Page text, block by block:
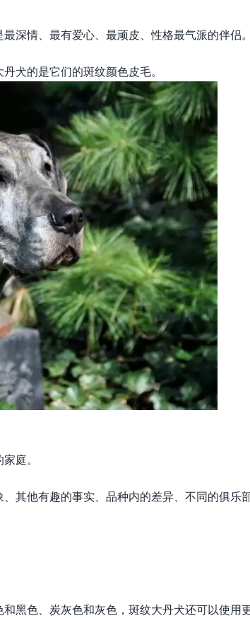
深情、最有爱心、最顽皮、性格最气派的伴侣
犬的是它们的斑纹颜色皮毛。
庭。
其他有趣的事实、品种内的差异、不同的俱乐
黑色、炭灰色和灰色，斑纹大丹犬还可以使用